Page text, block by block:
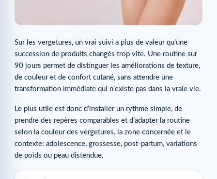
Sur les vergetures, un vrai suivi a plus de valeur qu’une
succession de produits changés trop vite. Une routine sur
90 jours permet de distinguer les améliorations de texture,
de couleur et de confort cutané, sans attendre une
transformation immédiate qui n’existe pas dans la vraie vie.
Le plus utile est donc d’installer un rythme simple, de
prendre des repères comparables et d’adapter la routine
selon la couleur des vergetures, la zone concernée et le
contexte: adolescence, grossesse, post-partum, variations
de poids ou peau distendue.